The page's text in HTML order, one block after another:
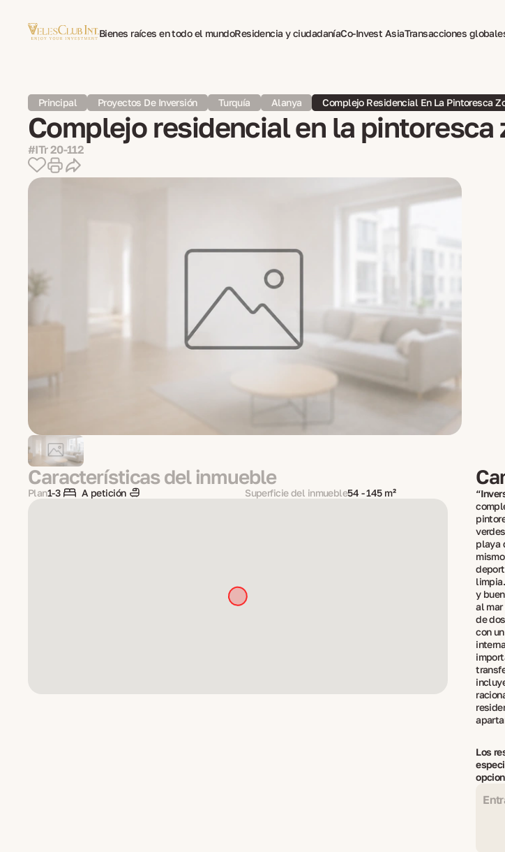
Bienes raíces en todo el mundoResidencia y ciudadaníaCo-Invest AsiaTransacciones
Principal Proyectos De Inversión Turquía Alanya Complejo Residencial En La Pintoresca
Complejo residencial en la pintoresca
#ITr 20-112
Características del inmueble
Plan1-3 A petición Superficie del inmueble54 - 145 m²
playa
y
al
de
con
Los